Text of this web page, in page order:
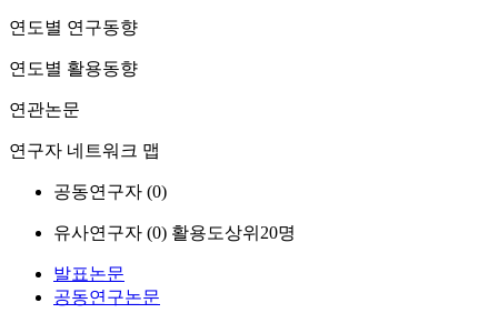
연도별 연구동향
연도별 활용동향
연관논문
연구자 네트워크 맵
공동연구자 (0)
유사연구자 (0) 활용도상위20명
발표논문
공동연구논문